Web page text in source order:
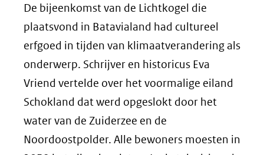
De bijeenkomst van de Lichtkogel die
plaatsvond in Batavialand had cultureel
erfgoed in tijden van klimaatverandering als
onderwerp. Schrijver en historicus Eva
Vriend vertelde over het voormalige eiland
Schokland dat werd opgeslokt door het
water van de Zuiderzee en de
Noordoostpolder. Alle bewoners moesten in